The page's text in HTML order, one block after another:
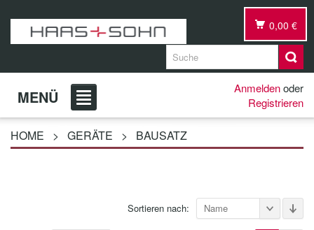
0,00 €
MENÜ Anmeldenoder
Registrieren
HOME > GERÄTE > BAUSATZ
Sortieren nach: Name